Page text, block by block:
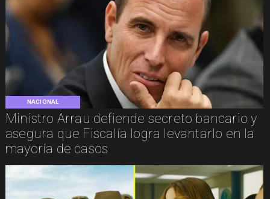
NACIONAL
Ministro Arrau defiende secreto bancario y
asegura que Fiscalía logra levantarlo en la
mayoría de casos